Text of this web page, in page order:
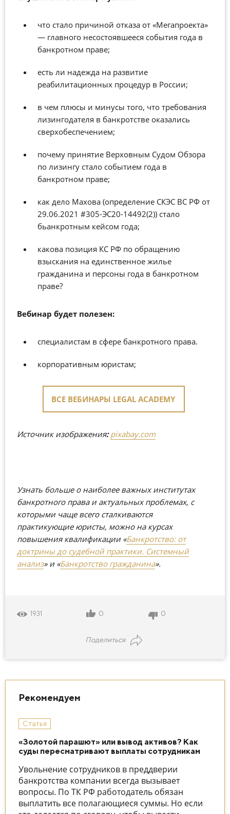
что стало причиной отказа от «Мегапроекта»
— главного несостоявшееся события года в
банкротном праве;
есть ли надежда на развитие
реабилитационных процедур в России;
в чем плюсы и минусы того, что требования
лизингодателя в банкротстве оказались
сверхобеспечением;
почему принятие Верховным Судом Обзора
по лизингу стало событием года в
банкротном праве;
как дело Махова (определение СКЭС ВС РФ от
29.06.2021 #305-ЭС20-14492(2)) стало
бьанкротным кейсом года;
какова позиция КС РФ по обращению
взыскания на единственное жилье
гражданина и персоны года в банкротном
праве?
Вебинар будет полезен:
специалистам в сфере банкротного права.
корпоративным юристам;
ВСЕ ВЕБИНАРЫ LEGAL ACADEMY
Источник изображения: pixabay.com
Узнать больше о наиболее важных институтах
банкротного права и актуальных проблемах, с
которыми чаще всего сталкиваются
практикующие юристы, можно на курсах
повышения квалификации «Банкротство: от
доктрины до судебной практики. Системный
анализ» и «Банкротство гражданина».
1931 0 0
Поделиться
Рекомендуем
Статья
«Золотой парашют» или вывод активов? Как
суды пересматривают выплаты сотрудникам
Увольнение сотрудников в преддверии
банкротства компании всегда вызывает
вопросы. По ТК РФ работодатель обязан
выплатить все полагающиеся суммы. Но если